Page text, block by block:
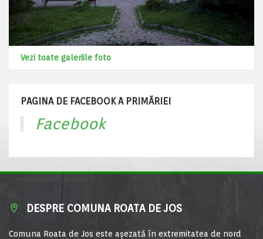
Vezi toate galeriile foto
PAGINA DE FACEBOOK A PRIMĂRIEI
Facebook
DESPRE COMUNA ROATA DE JOS
Comuna Roata de Jos este aşezată în extremitatea de nord